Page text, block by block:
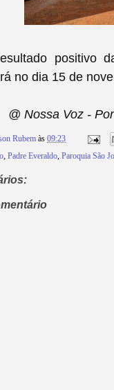
positivo
no dia 15 de
@ Nossa Voz -
Rubem às 09:23
, Padre Everaldo, Paroquia São